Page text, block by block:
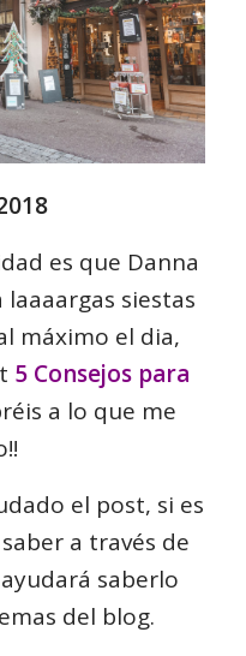
es que Danna
siestas
máximo el dia,
5 Consejos para
a lo que me
el post, si es
a través de
saberlo
del blog.